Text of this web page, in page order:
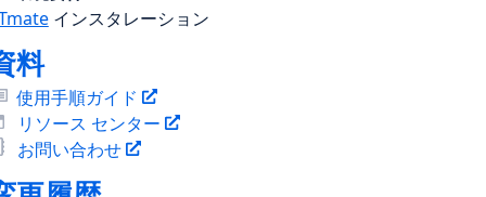
インスタレーション
料
使用手順ガイド
リソース センター
お問い合わせ